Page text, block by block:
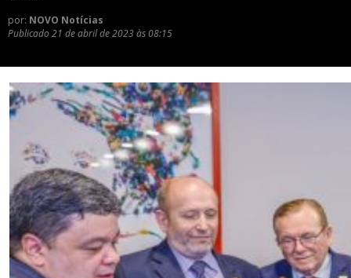
por: NOVO Notícias
Publicado 21 de abril de 2023 às 08:15